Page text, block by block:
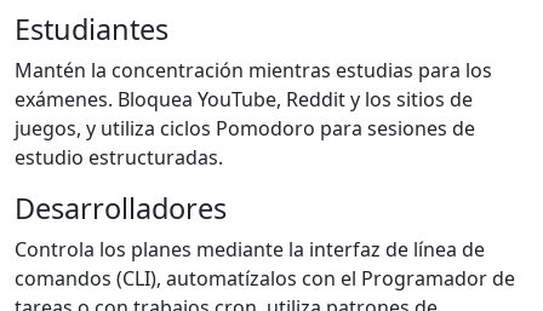
Estudiantes
Mantén la concentración mientras estudias para los
exámenes. Bloquea YouTube, Reddit y los sitios de
juegos, y utiliza ciclos Pomodoro para sesiones de
estudio estructuradas.
Desarrolladores
Controla los planes mediante la interfaz de línea de
comandos (CLI), automatízalos con el Programador de